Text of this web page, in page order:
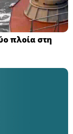
πλοία στη